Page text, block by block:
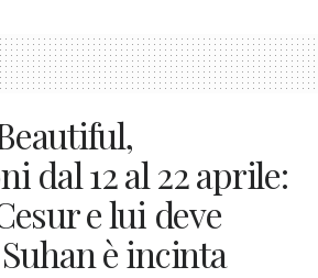
dal 12 al 22 aprile:
e lui deve
è incinta